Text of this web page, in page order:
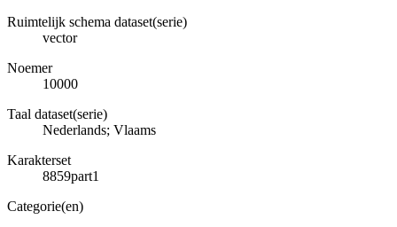
Ruimtelijk schema dataset(serie)
vector
Noemer
10000
Taal dataset(serie)
Nederlands; Vlaams
Karakterset
8859part1
Categorie(en)